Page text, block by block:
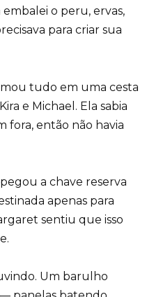
o peru, ervas,
para criar sua
tudo em uma cesta
e Michael. Ela sabia
fora, então não havia
a chave reserva
apenas para
sentiu que isso
Um barulho